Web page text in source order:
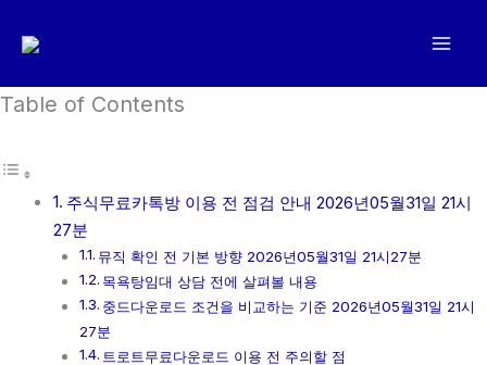
로
너
Table of Contents
주식무료카톡방 이용 전 점검 안내 2026년05월31일 21시
27분
뮤직 확인 전 기본 방향 2026년05월31일 21시27분
목욕탕임대 상담 전에 살펴볼 내용
중드다운로드 조건을 비교하는 기준 2026년05월31일 21시
27분
트로트무료다운로드 이용 전 주의할 점